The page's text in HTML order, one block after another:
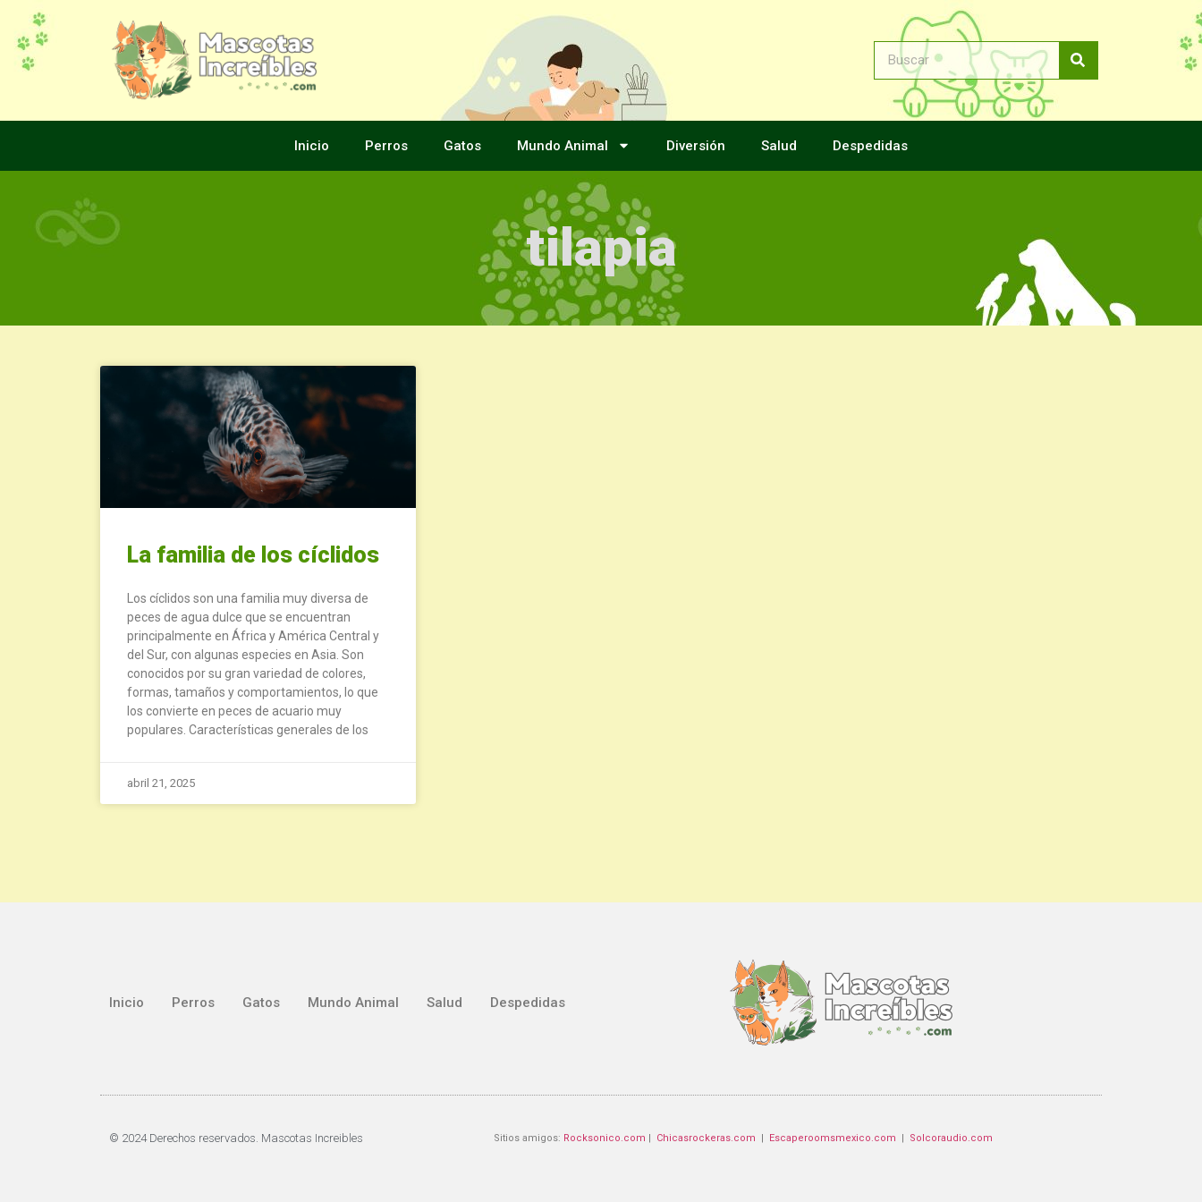
Inicio Perros Gatos Mundo Animal Diversión Salud Despedidas
tilapia
La familia de los cíclidos
Los cíclidos son una familia muy diversa de
peces de agua dulce que se encuentran
principalmente en África y América Central y
del Sur, con algunas especies en Asia. Son
conocidos por su gran variedad de colores,
formas, tamaños y comportamientos, lo que
los convierte en peces de acuario muy
populares. Características generales de los
abril 21, 2025
Inicio Perros Gatos Mundo Animal Salud Despedidas
© 2024 Derechos reservados. Mascotas Increibles Sitios amigos: Rocksonico.com | Chicasrockeras.com | Escaperoomsmexico.com | Solcoraudio.com